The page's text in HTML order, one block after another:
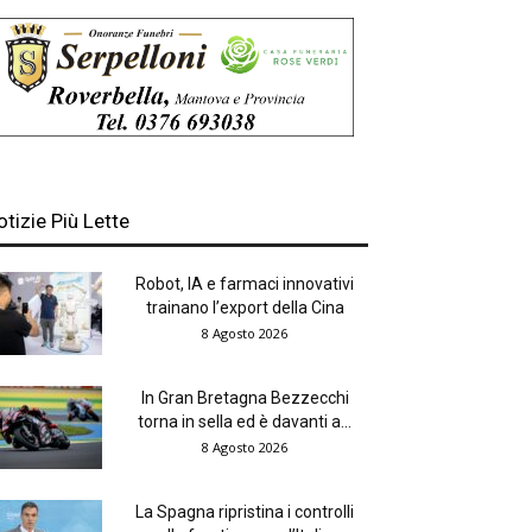
Più Lette
Robot, IA e farmaci innovativi
trainano l’export della Cina
8 Agosto 2026
In Gran Bretagna Bezzecchi
torna in sella ed è davanti a...
8 Agosto 2026
La Spagna ripristina i controlli